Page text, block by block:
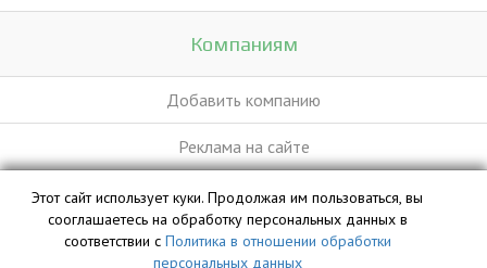
Компаниям
Добавить компанию
Реклама на сайте
База данных сайта vyvoz.org является интеллектуальной
собственностью ООО «Профит» и охраняется законом.
Этот сайт использует куки. Продолжая им пользоваться, вы
сооглашаетесь на обработку персональных данных в
соответствии с Политика в отношении обработки
персональных данных